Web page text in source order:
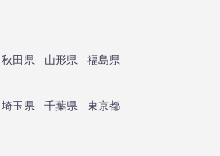
秋田県 山形県
福島県
埼玉県 千葉県
東京都